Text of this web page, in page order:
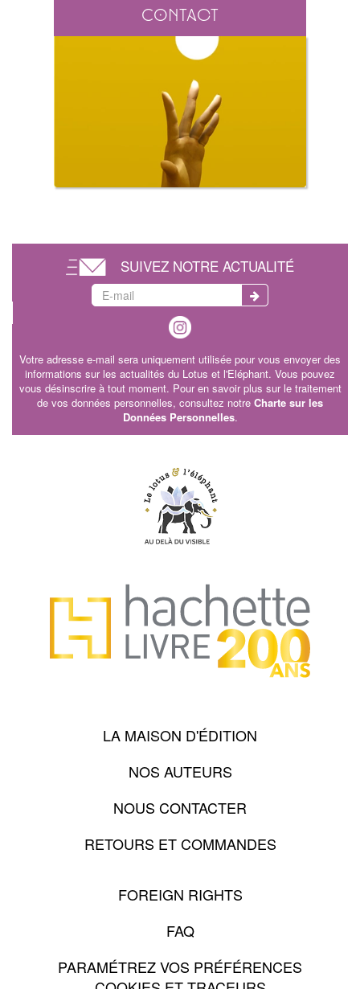
Contact
SUIVEZ NOTRE ACTUALITÉ
Votre adresse e-mail sera uniquement utilisée pour vous envoyer des
informations sur les actualités du Lotus et l'Eléphant. Vous pouvez
vous désinscrire à tout moment. Pour en savoir plus sur le traitement
de vos données personnelles, consultez notre Charte sur les
Données Personnelles.
LA MAISON D'ÉDITION
NOS AUTEURS
NOUS CONTACTER
RETOURS ET COMMANDES
FOREIGN RIGHTS
FAQ
PARAMÉTREZ VOS PRÉFÉRENCES